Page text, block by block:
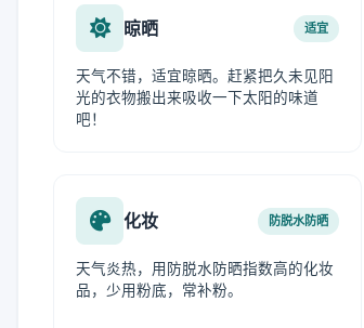
晾晒 适宜
天气不错，适宜晾晒。赶紧把久未见阳
光的衣物搬出来吸收一下太阳的味道
吧！
化妆 防脱水防晒
天气炎热，用防脱水防晒指数高的化妆
品，少用粉底，常补粉。